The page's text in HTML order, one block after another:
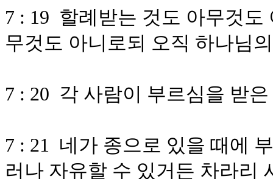
7 : 19 할례받는 것도 아무것
무것도 아니로되 오직 하나님
7 : 20 각 사람이 부르심을 받
7 : 21 네가 종으로 있을 때에
러나 자유할 수 있거든 차라리